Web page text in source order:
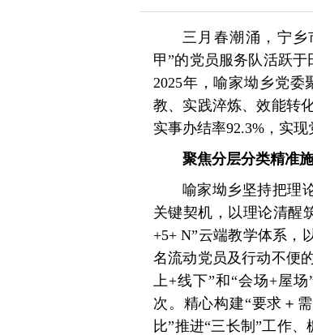
三月春潮涌，宁
甲”的党员服务队活跃于
2025年，喻家坳乡党委
教、实践淬炼、效能转
实事办结率92.3%，实
聚焦分层分类精准
喻家坳乡坚持把理
关键契机，以理论清醒
+5+ N”云端教学体系，
名流动党员及行动不便
上+线下”和“会场+屋
次。精心构建“要求＋
比”推进“三长制”工作